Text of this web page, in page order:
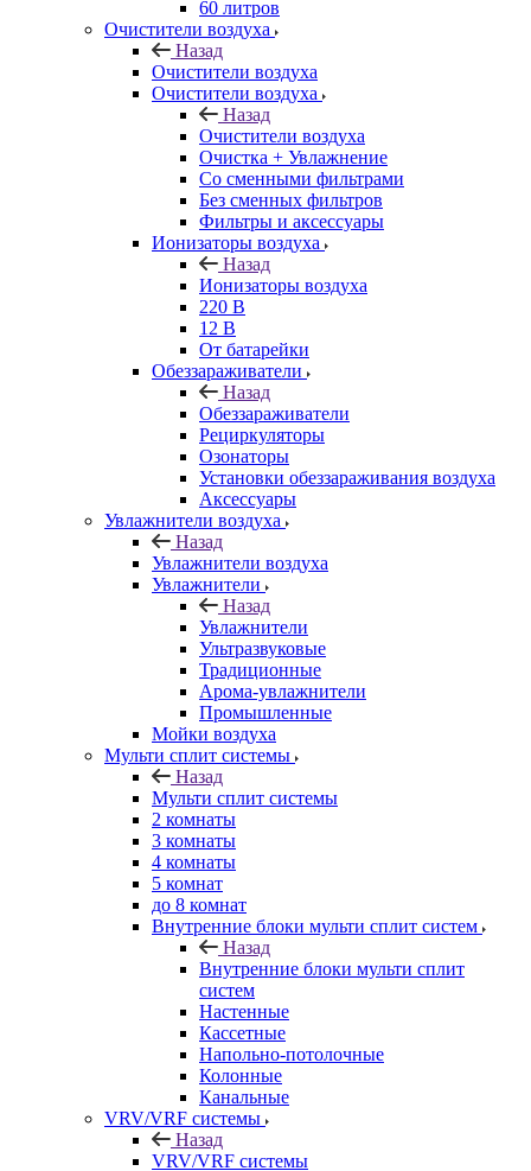
60 литров
Очистители воздуха
Назад
Очистители воздуха
Очистители воздуха
Назад
Очистители воздуха
Очистка + Увлажнение
Cо сменными фильтрами
Без сменных фильтров
Фильтры и аксессуары
Ионизаторы воздуха
Назад
Ионизаторы воздуха
220 В
12 В
От батарейки
Обеззараживатели
Назад
Обеззараживатели
Рециркуляторы
Озонаторы
Установки обеззараживания воздуха
Аксессуары
Увлажнители воздуха
Назад
Увлажнители воздуха
Увлажнители
Назад
Увлажнители
Ультразвуковые
Традиционные
Арома-увлажнители
Промышленные
Мойки воздуха
Мульти сплит системы
Назад
Мульти сплит системы
2 комнаты
3 комнаты
4 комнаты
5 комнат
до 8 комнат
Внутренние блоки мульти сплит систем
Назад
Внутренние блоки мульти сплит
систем
Настенные
Кассетные
Напольно-потолочные
Колонные
Канальные
VRV/VRF системы
Назад
VRV/VRF системы